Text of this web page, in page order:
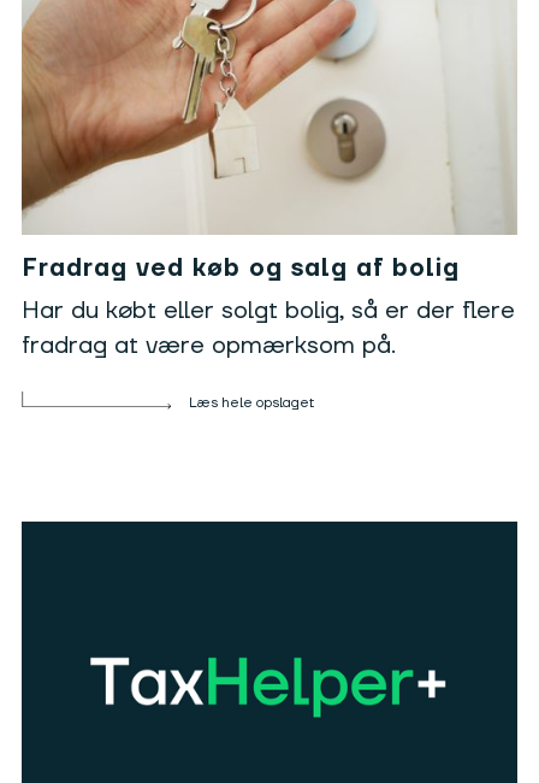
Fradrag ved køb og salg af bolig
Har du købt eller solgt bolig, så er der flere
fradrag at være opmærksom på.
Læs hele opslaget